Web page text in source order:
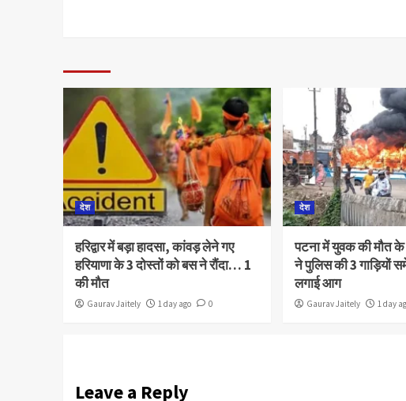
देश
हरिद्वार में बड़ा हादसा, कांवड़ लेने गए
हरियाणा के 3 दोस्तों को बस ने रौंदा… 1
की मौत
Gaurav Jaitely 1 day ago 0
देश
पटना में युवक की मौत के
ने पुलिस की 3 गाड़ियों
लगाई आग
Gaurav Jaitely 1 day
Leave a Reply